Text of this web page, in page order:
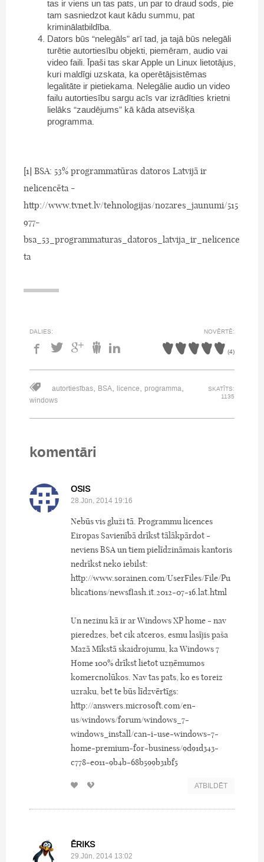
tas ir viens un tas pats, un par to draud sods, pie
tam sasniedzot kaut kādu summu, pat
kriminālatbildība.
Dators būs “nelegāls” arī tad, ja tajā būs nelegāli
turētie autortiesību objekti, piemēram, audio vai
video faili. Īpaši tas skar Apple un Linux lietotājus,
kuri maldīgi uzskata, ka operētājsistēmas
legalitāte ir pietiekama. Nelegālie audio un video
failu autortiesību sargu acīs var izrādīties krietni
lielāks “zaudējums” kā kāda atsevišķa
programma.
[1] BSA: 53% programmatūras datoros Latvijā ir
nelicencēta -
http://www.tvnet.lv/tehnologijas/nozares_jaunumi/515
977-
bsa_53_programmaturas_datoros_latvija_ir_nelicence
ta
DALIES: NOVĒRTĒ:
(4)
autortiesības, BSA, licence, programma,
windows
SKATĪTS:
1135
komentāri
OSIS
28.Jūn, 2014 19:16
Nebūs vis gluži tā. Programmu licences
Eiropas Savienībā drīkst tālākpārdot -
neviens BSA un tiem pielīdzināmais kantoris
nedrīkst neko iebilst:
http://www.sorainen.com/UserFiles/File/Pu
blications/newsflash.it.2012-07-16.lat.html
Un nezinu kā ir ar Windows XP home - nav
pieredzes, bet cik atceros, esmu lasījis paša
Mazā Mīkstā skaidrojumu, ka Windows 7
Home 100% drīkst lietot uzņēmumos
komercnolūkos. Nav tas pats, ko es toreiz
uzraku, bet te būs līdzvērtīgs:
http://answers.microsoft.com/en-
us/windows/forum/windows_7-
windows_install/can-i-use-windows-7-
home-premium-for-business/9d91d343-
c778-e011-9b4b-68b599b31bf5
ATBILDĒT
ĒRIKS
29.Jūn, 2014 13:02